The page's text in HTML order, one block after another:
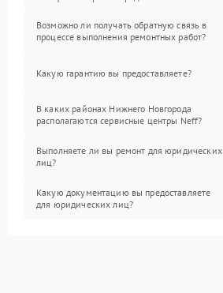
Возможно ли получать обратную связь в
процессе выполнения ремонтных работ?
Какую гарантию вы предоставляете?
В каких районах Нижнего Новгорода
располагаются сервисные центры Neff?
Выполняете ли вы ремонт для юридических
лиц?
Какую документацию вы предоставляете
для юридических лиц?